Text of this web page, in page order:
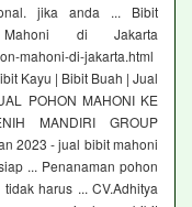
jika anda ... Bibit
di Jakarta
mahoni-di-jakarta.html
Kayu | Bibit Buah | Jual
POHON MAHONI KE
MANDIRI GROUP
2023 - jual bibit mahoni
... Penanaman pohon
harus ... CV.Adhitya